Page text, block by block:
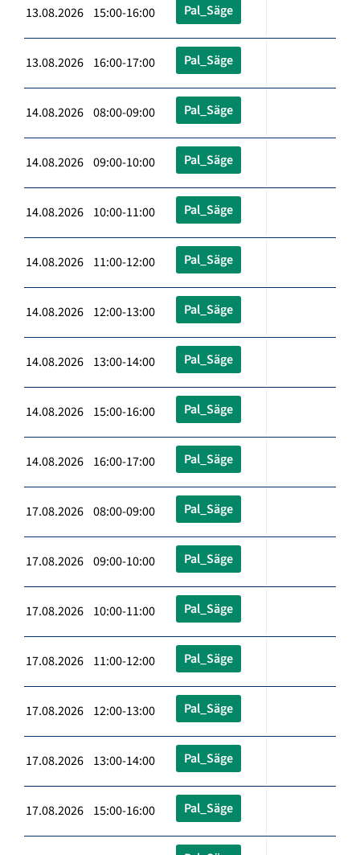
13.08.2026 15:00-16:00 Pal_Säge
13.08.2026 16:00-17:00 Pal_Säge
14.08.2026 08:00-09:00 Pal_Säge
14.08.2026 09:00-10:00 Pal_Säge
14.08.2026 10:00-11:00 Pal_Säge
14.08.2026 11:00-12:00 Pal_Säge
14.08.2026 12:00-13:00 Pal_Säge
14.08.2026 13:00-14:00 Pal_Säge
14.08.2026 15:00-16:00 Pal_Säge
14.08.2026 16:00-17:00 Pal_Säge
17.08.2026 08:00-09:00 Pal_Säge
17.08.2026 09:00-10:00 Pal_Säge
17.08.2026 10:00-11:00 Pal_Säge
17.08.2026 11:00-12:00 Pal_Säge
17.08.2026 12:00-13:00 Pal_Säge
17.08.2026 13:00-14:00 Pal_Säge
17.08.2026 15:00-16:00 Pal_Säge